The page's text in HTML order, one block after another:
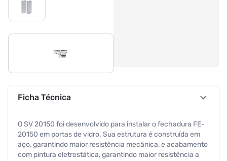
Ficha Técnica
O SV 20150 foi desenvolvido para instalar o fechadura FE-
20150 em portas de vidro. Sua estrutura é construída em
aço, garantindo maior resistência mecânica, e acabamento
com pintura eletrostática, garantindo maior resistência a